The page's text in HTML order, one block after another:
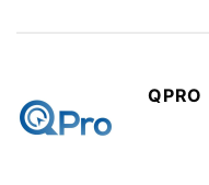
QPRO